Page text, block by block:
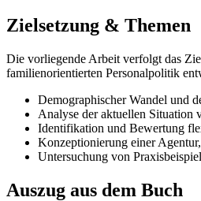
Zielsetzung & Themen
Die vorliegende Arbeit verfolgt das
familienorientierten Personalpolitik
Demographischer Wandel und
Analyse der aktuellen Situation
Identifikation und Bewertung
Konzeptionierung einer
Untersuchung von
Auszug aus dem Buch